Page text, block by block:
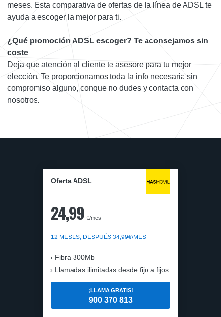
meses. Esta comparativa de ofertas de la línea de ADSL te
ayuda a escoger la mejor para ti.
¿Qué promoción ADSL escoger? Te aconsejamos sin
coste
Deja que atención al cliente te asesore para tu mejor
elección. Te proporcionamos toda la info necesaria sin
compromiso alguno, conque no dudes y contacta con
nosotros.
Oferta ADSL
24,99 €/mes
12 MESES, DESPUÉS 34,99€/MES
Fibra 300Mb
Llamadas ilimitadas desde fijo a fijos
¡LLAMA GRATIS!
900 370 813